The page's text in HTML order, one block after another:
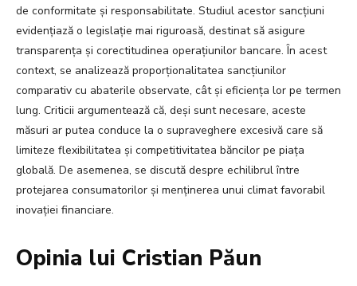
de conformitate și responsabilitate. Studiul acestor sancțiuni
evidențiază o legislație mai riguroasă, destinat să asigure
transparența și corectitudinea operațiunilor bancare. În acest
context, se analizează proporționalitatea sancțiunilor
comparativ cu abaterile observate, cât și eficiența lor pe termen
lung. Criticii argumentează că, deși sunt necesare, aceste
măsuri ar putea conduce la o supraveghere excesivă care să
limiteze flexibilitatea și competitivitatea băncilor pe piața
globală. De asemenea, se discută despre echilibrul între
protejarea consumatorilor și menținerea unui climat favorabil
inovației financiare.
Opinia lui Cristian Păun